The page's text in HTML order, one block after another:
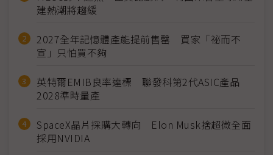
建熱潮將趨緩
2027全年記憶體產能提前售罄 買家「祕而不
宣」只怕買不夠
英特爾EMIB良率達標 聯發科第2代ASIC產品
2028準時量產
SpaceX晶片採購大轉向 Elon Musk捨超微全面
採用NVIDIA